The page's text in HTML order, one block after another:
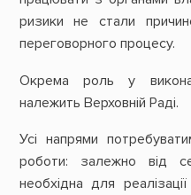
ризики не стали
переговорного процесу.
Окрема роль у
належить Верховній Раді.
Усі напрями
роботи: залежно від
необхідна для